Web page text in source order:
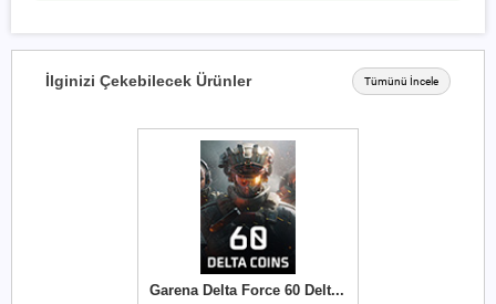
İlginizi Çekebilecek Ürünler Tümünü İncele
Garena Delta Force 60 Delta Coins TR